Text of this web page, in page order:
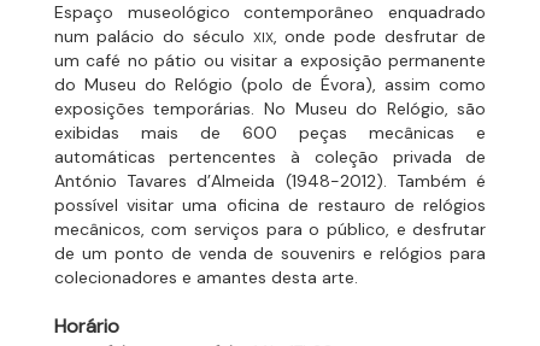
Espaço museológico contemporâneo enquadrado
num palácio do século XIX, onde pode desfrutar de
um café no pátio ou visitar a exposição permanente
do Museu do Relógio (polo de Évora), assim como
exposições temporárias. No Museu do Relógio, são
exibidas mais de 600 peças mecânicas e
automáticas pertencentes à coleção privada de
António Tavares d’Almeida (1948-2012). Também é
possível visitar uma oficina de restauro de relógios
mecânicos, com serviços para o público, e desfrutar
de um ponto de venda de souvenirs e relógios para
colecionadores e amantes desta arte.
Horário